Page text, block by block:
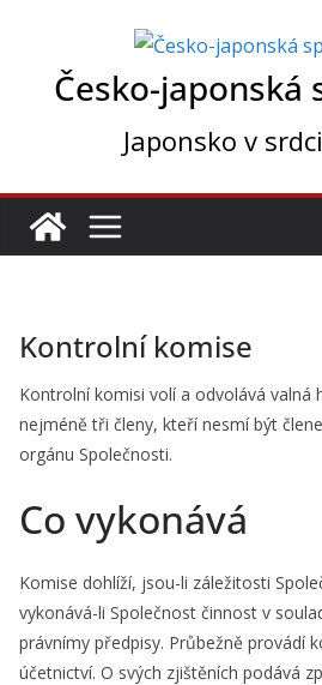
Česko-japonská
Japonsko v
Kontrolní komise
Kontrolní komisi volí a odvolává valná
nejméně tři členy, kteří nesmí být
orgánu Společnosti.
Co vykonává
Komise dohlíží, jsou-li záležitosti
vykonává-li Společnost činnost v
právnímy předpisy. Průbežně provádí
účetnictví. O svých zjištěních podává